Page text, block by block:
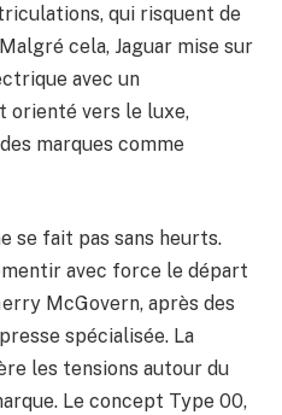
qui risquent de
cela, Jaguar mise sur
avec un
orienté vers le luxe,
marques comme
se fait pas sans heurts.
avec force le départ
McGovern, après des
spécialisée. La
les tensions autour du
Le concept Type 00,